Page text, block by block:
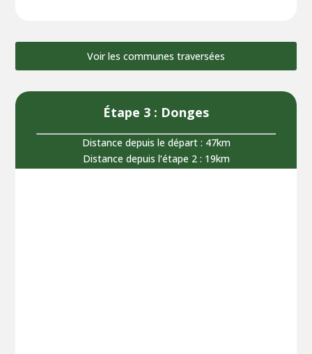
Voir les communes traversées
Étape 3 : Donges
Distance depuis le départ : 47km
Distance depuis l‘étape 2 : 19km